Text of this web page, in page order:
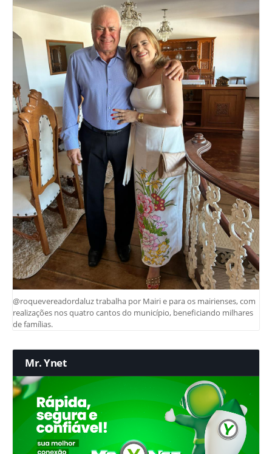
@roquevereadordaluz trabalha por Mairi e para os mairienses, com
realizações nos quatro cantos do município, beneficiando milhares
de famílias.
Mr. Ynet